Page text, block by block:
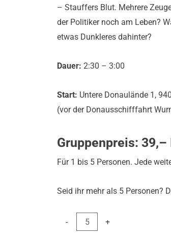
– Stauffers Blut. Mehrere
der Politiker noch am Leben?
etwas Dunkleres dahinter?
Dauer: 2:30 – 3:00
Start: Untere Donaulände 1,
(vor der Donausschifffahrt
Gruppenpreis: 39,–
Für 1 bis 5 Personen. Jede
Seid ihr mehr als 5 Personen?
- +